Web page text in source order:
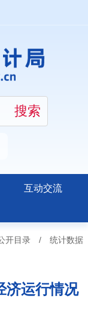
互动交流
开目录 /
统计数据
济运行情况